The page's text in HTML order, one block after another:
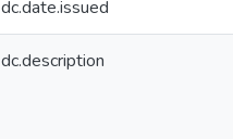
dc.date.issued
dc.description